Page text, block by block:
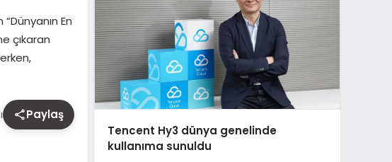
En
çıkaran
Paylaş
Tencent Hy3 dünya genelinde
kullanıma sunuldu